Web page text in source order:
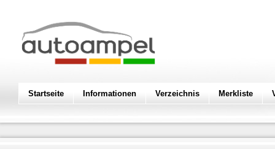
Startseite Informationen Verzeichnis Merkliste